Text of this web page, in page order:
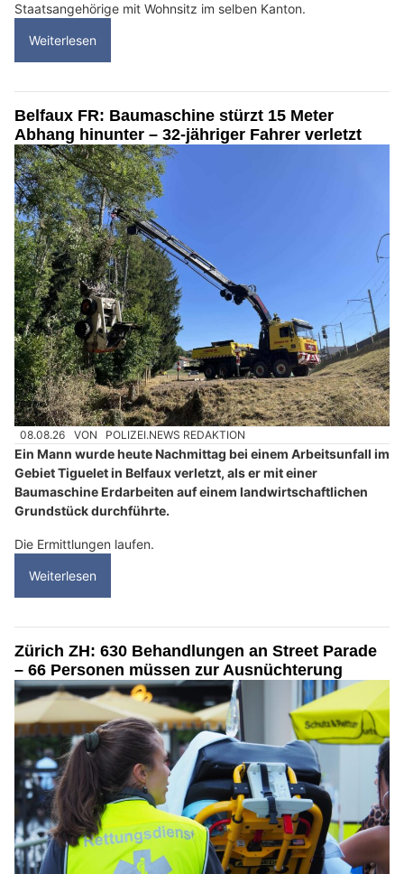
Staatsangehörige mit Wohnsitz im selben Kanton.
Weiterlesen
Belfaux FR: Baumaschine stürzt 15 Meter
Abhang hinunter – 32-jähriger Fahrer verletzt
08.08.26 VON POLIZEI.NEWS REDAKTION
Ein Mann wurde heute Nachmittag bei einem Arbeitsunfall im
Gebiet Tiguelet in Belfaux verletzt, als er mit einer
Baumaschine Erdarbeiten auf einem landwirtschaftlichen
Grundstück durchführte.
Die Ermittlungen laufen.
Weiterlesen
Zürich ZH: 630 Behandlungen an Street Parade
– 66 Personen müssen zur Ausnüchterung